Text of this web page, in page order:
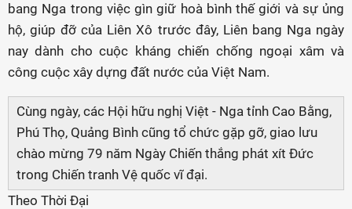
bang Nga trong việc gìn giữ hoà bình thế giới và sự ủng
hộ, giúp đỡ của Liên Xô trước đây, Liên bang Nga ngày
nay dành cho cuộc kháng chiến chống ngoại xâm và
công cuộc xây dựng đất nước của Việt Nam.
Cùng ngày, các Hội hữu nghị Việt - Nga tỉnh Cao Bằng,
Phú Thọ, Quảng Bình cũng tổ chức gặp gỡ, giao lưu
chào mừng 79 năm Ngày Chiến thắng phát xít Đức
trong Chiến tranh Vệ quốc vĩ đại.
Theo Thời Đại